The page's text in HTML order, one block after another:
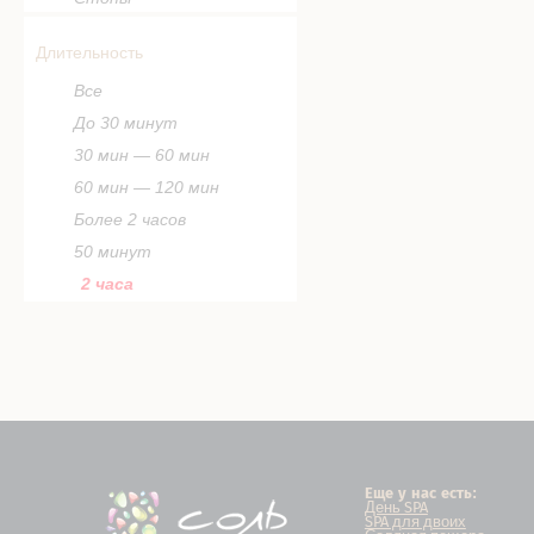
Длительность
Все
До 30 минут
30 мин — 60 мин
60 мин — 120 мин
Более 2 часов
50 минут
2 часа
Еще у нас есть:
День SPA
SPA для двоих